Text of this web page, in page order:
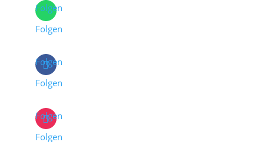
Folgen
Folgen
Folgen
Folgen
Folgen
Folgen